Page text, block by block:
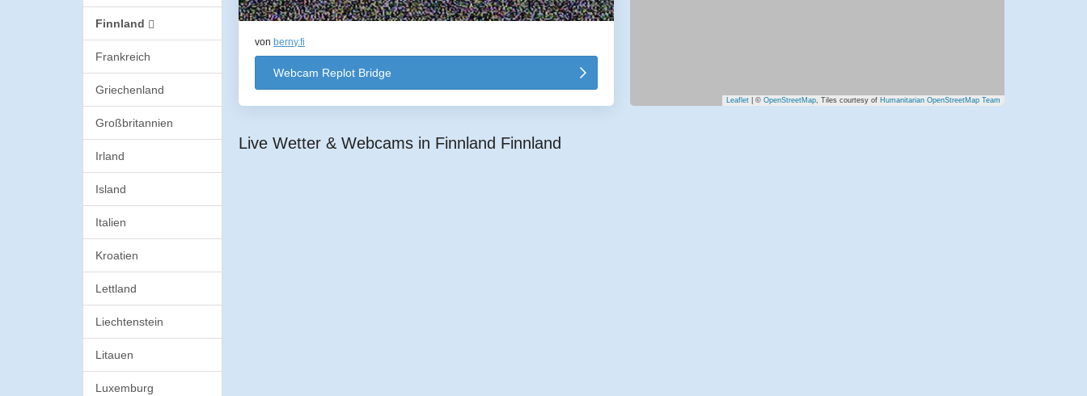
Finnland
Frankreich
Griechenland
Großbritannien
Irland
Island
Italien
Kroatien
Lettland
Liechtenstein
Litauen
Luxemburg
von berny.fi
Webcam Replot Bridge
Leaflet| © OpenStreetMap, Tiles courtesy of Humanitarian OpenStreetMap Team
Live Wetter & Webcams in Finnland Finnland